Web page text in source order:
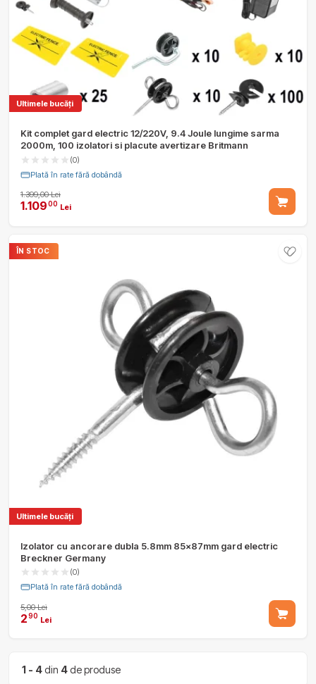
Ultimele bucăți
Kit complet gard electric 12/220V, 9.4 Joule lungime sarma
2000m, 100 izolatori si placute avertizare Britmann
(0)
Plată în rate fără dobândă
1.399,00 Lei
1.10900 Lei
ÎN STOC
Ultimele bucăți
Izolator cu ancorare dubla 5.8mm 85x87mm gard electric
Breckner Germany
(0)
Plată în rate fără dobândă
5,00 Lei
290 Lei
1 - 4din 4de produse